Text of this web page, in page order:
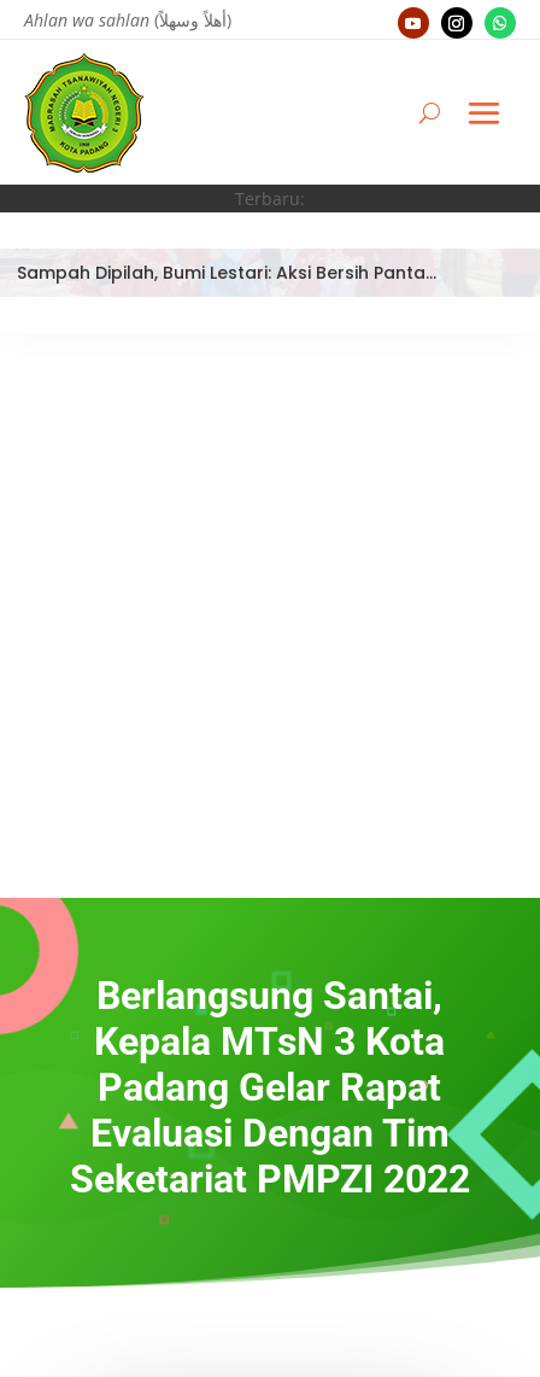
Ahlan wa sahlan (أهلاً وسهلاً)
Terbaru:
Sampah Dipilah, Bumi Lestari: Aksi Bersih Pantai Ujung Batu oleh Tim Bank Sampah MTsN 3 Kota Padang
Berlangsung Santai,
Kepala MTsN 3 Kota
Padang Gelar Rapat
Evaluasi Dengan Tim
Seketariat PMPZI 2022